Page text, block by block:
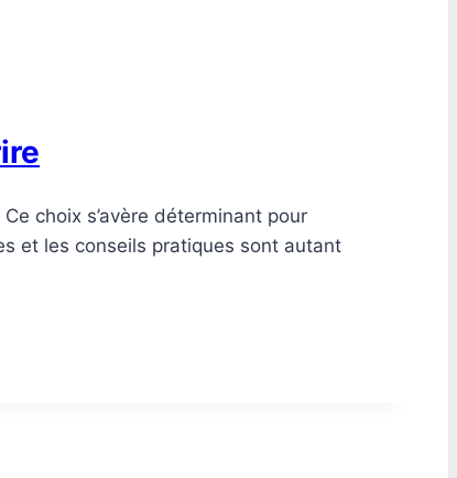
choix s’avère déterminant pour
et les conseils pratiques sont autant